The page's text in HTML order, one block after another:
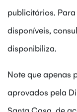
publicitários.
disponíveis,
disponibiliza.
Note que apenas
aprovados pela
Santa Casa, de